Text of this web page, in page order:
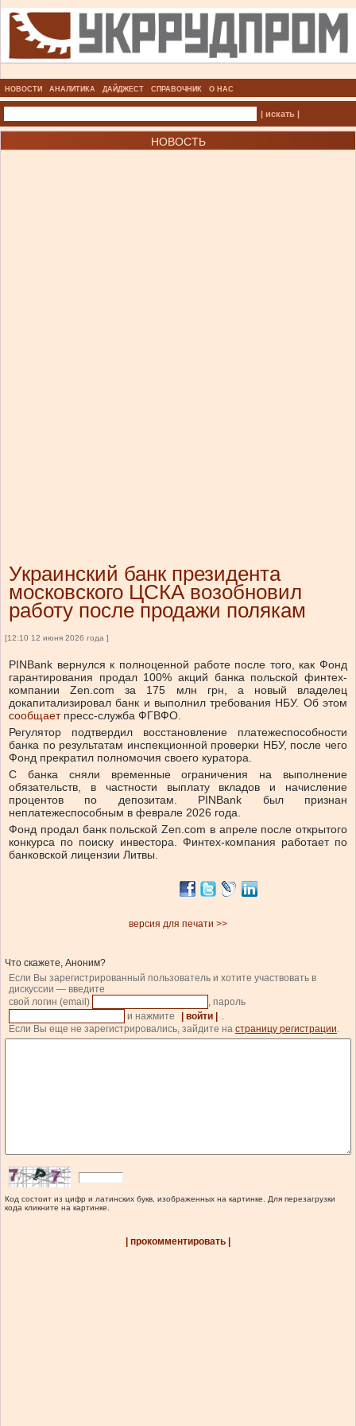
НОВОСТИ АНАЛИТИКА ДАЙДЖЕСТ СПРАВОЧНИК О НАС
| искать |
НОВОСТЬ
Украинский банк президента
московского ЦСКА возобновил
работу после продажи полякам
[12:10 12 июня 2026 года ]
PINBank вернулся к полноценной работе после того, как Фонд
гарантирования продал 100% акций банка польской финтех-
компании Zen.com за 175 млн грн, а новый владелец
докапитализировал банк и выполнил требования НБУ. Об этом
сообщаетпресс-служба ФГВФО.
Регулятор подтвердил восстановление платежеспособности
банка по результатам инспекционной проверки НБУ, после чего
Фонд прекратил полномочия своего куратора.
С банка сняли временные ограничения на выполнение
обязательств, в частности выплату вкладов и начисление
процентов по депозитам. PINBank был признан
неплатежеспособным в феврале 2026 года.
Фонд продал банк польской Zen.com в апреле после открытого
конкурса по поиску инвестора. Финтех-компания работает по
банковской лицензии Литвы.
версия для печати >>
Что скажете, Аноним?
Если Вы зарегистрированный пользователь и хотите участвовать в
дискуссии — введите
свой логин (email)
, пароль
и нажмите
| войти |
.
Если Вы еще не зарегистрировались, зайдите на страницу регистрации.
Код состоит из цифр и латинских букв, изображенных на картинке. Для перезагрузки
кода кликните на картинке.
| прокомментировать |